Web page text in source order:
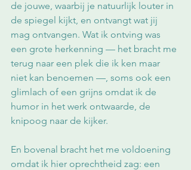
de jouwe, waarbij je natuurlijk louter in
de spiegel kijkt, en ontvangt wat jij
mag ontvangen. Wat ik ontving was
een grote herkenning — het bracht me
terug naar een plek die ik ken maar
niet kan benoemen —, soms ook een
glimlach of een grijns omdat ik de
humor in het werk ontwaarde, de
knipoog naar de kijker.
En bovenal bracht het me voldoening
omdat ik hier oprechtheid zag: een